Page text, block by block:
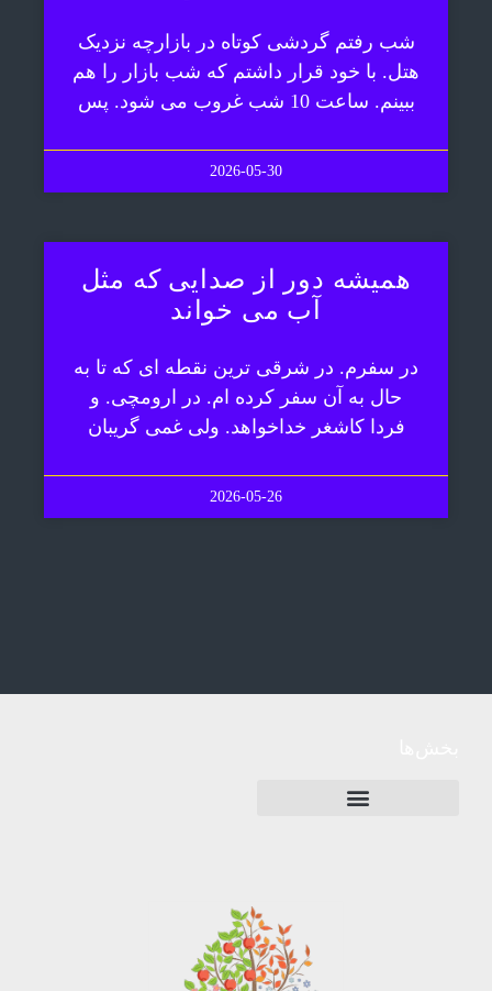
شب رفتم گردشی کوتاه در بازارچه نزدیک
هتل. با خود قرار داشتم که شب بازار را هم
ببینم. ساعت 10 شب غروب می شود. پس
2026-05-30
همیشه دور از صدایی که مثل
آب می خواند
در سفرم. در شرقی ترین نقطه ای که تا به
حال به آن سفر کرده ام. در ارومچی. و
فردا کاشغر خداخواهد. ولی غمی گریبان
2026-05-26